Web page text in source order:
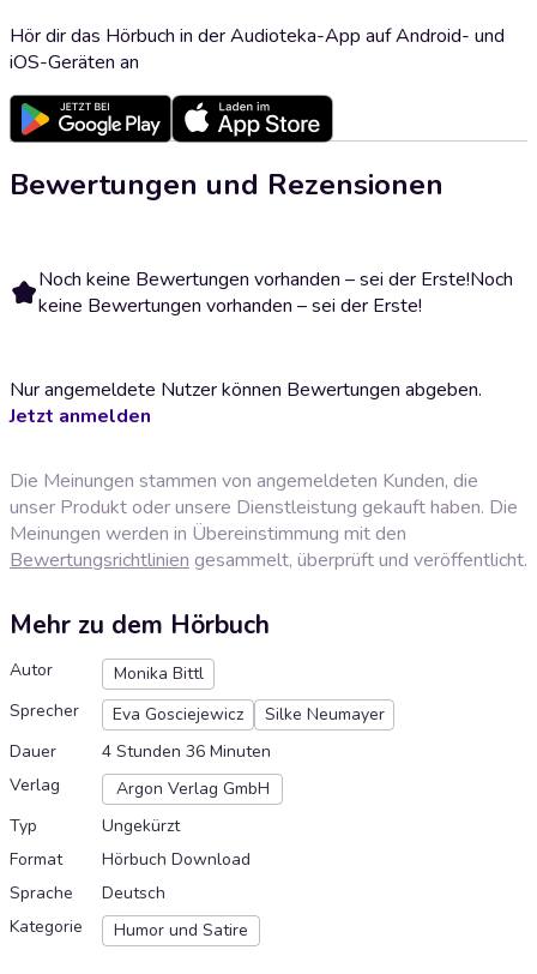
Hör dir das Hörbuch in der Audioteka-App auf Android- und
iOS-Geräten an
Bewertungen und Rezensionen
Noch keine Bewertungen vorhanden – sei der Erste!Noch
keine Bewertungen vorhanden – sei der Erste!
Nur angemeldete Nutzer können Bewertungen abgeben.
Jetzt anmelden
Die Meinungen stammen von angemeldeten Kunden, die
unser Produkt oder unsere Dienstleistung gekauft haben. Die
Meinungen werden in Übereinstimmung mit den
Bewertungsrichtlinien gesammelt, überprüft und veröffentlicht.
Mehr zu dem Hörbuch
Autor
Monika Bittl
Sprecher
Eva Gosciejewicz
Silke Neumayer
Dauer
4 Stunden 36 Minuten
Verlag
Argon Verlag GmbH
Typ
Ungekürzt
Format
Hörbuch Download
Sprache
Deutsch
Kategorie
Humor und Satire